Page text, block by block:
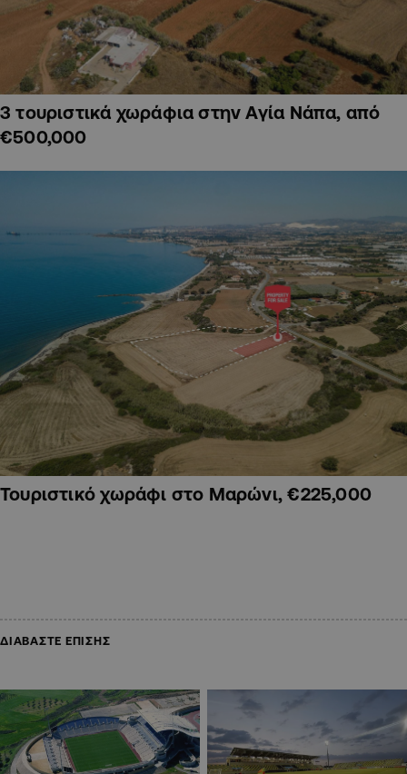
3 τουριστικά χωράφια στην Αγία Νάπα, από
€500,000
Τουριστικό χωράφι στο Μαρώνι, €225,000
ΔΙΑΒΑΣΤΕ ΕΠΙΣΗΣ